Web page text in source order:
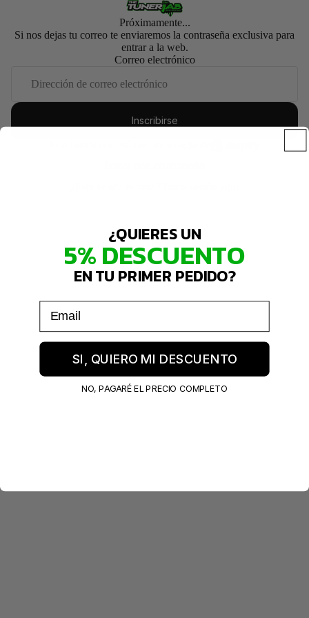
Próximamente...
Si nos dejas tu correo te enviaremos la contraseña exclusiva para
entrar a la web.
Correo electrónico
Inscribirse
¿QUIERES UN
5% DESCUENTO
EN TU PRIMER PEDIDO?
Email
SI, QUIERO MI DESCUENTO
NO, PAGARÉ EL PRECIO COMPLETO